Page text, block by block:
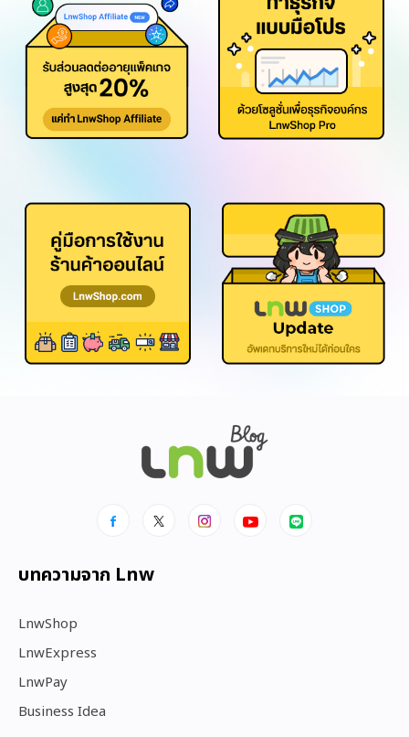
บทความจาก Lnw
LnwShop
LnwExpress
LnwPay
Business Idea